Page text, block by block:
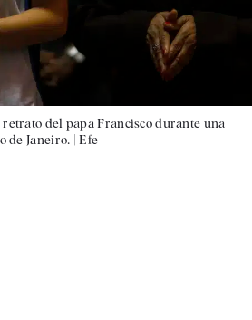
del papa Francisco durante una
de Janeiro. |Efe